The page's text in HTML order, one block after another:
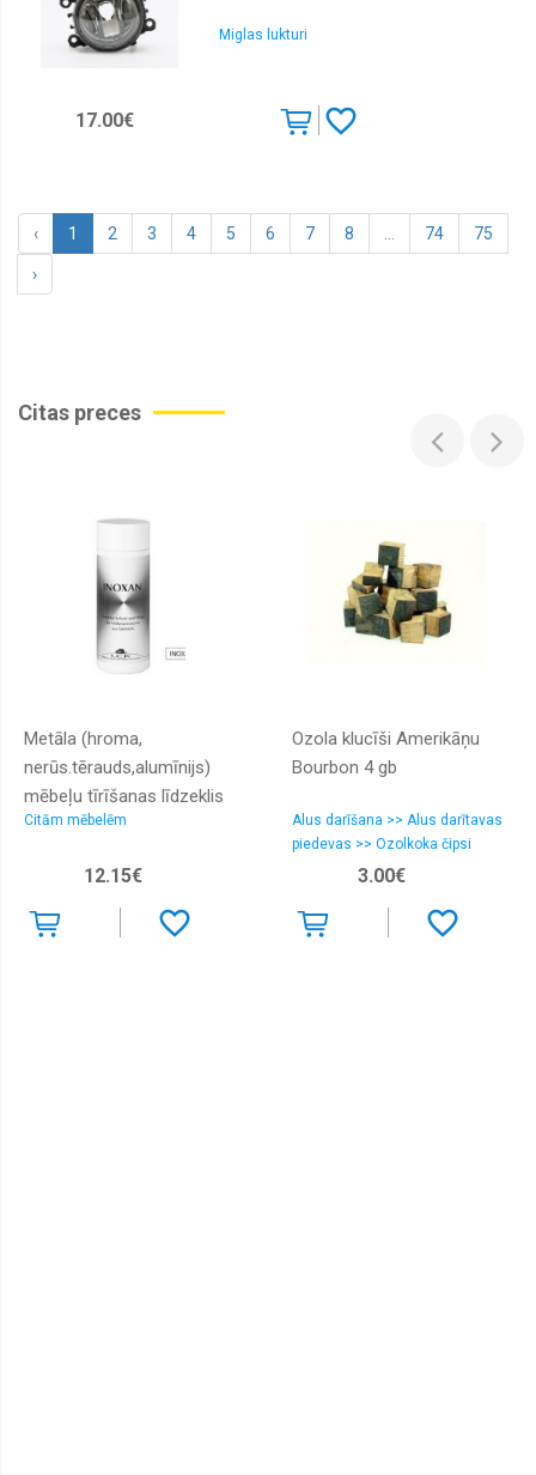
Miglas lukturi
17.00€
‹ 1 2 3 4 5 6 7 8 74 75
›
Citas preces
Metāla (hroma,
nerūs.tērauds,alumīnijs)
mēbeļu tīrīšanas līdzeklis
Inoxan Steel Care
Citām mēbelēm
12.15€
Ozola klucīši Amerikāņu
Bourbon 4 gb
Alus darīšana >> Alus darītavas
piedevas >> Ozolkoka čipsi
3.00€